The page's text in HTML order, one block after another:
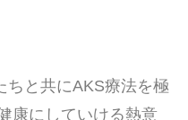
ちと共にAKS療法を極
康にしていける熱意